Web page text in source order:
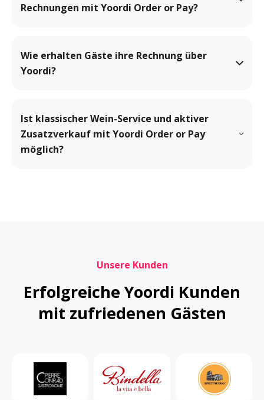
Rechnungen mit Yoordi Order or Pay?
Wie erhalten Gäste ihre Rechnung über
Yoordi?
Ist klassischer Wein-Service und aktiver
Zusatzverkauf mit Yoordi Order or Pay
möglich?
Unsere Kunden
Erfolgreiche Yoordi Kunden
mit zufriedenen Gästen